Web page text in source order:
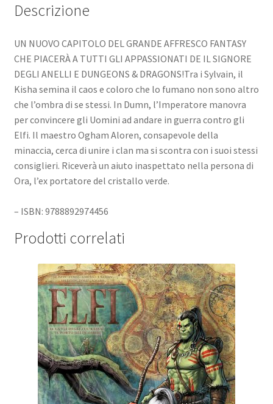
Descrizione
UN NUOVO CAPITOLO DEL GRANDE AFFRESCO FANTASY
CHE PIACERÀ A TUTTI GLI APPASSIONATI DE IL SIGNORE
DEGLI ANELLI E DUNGEONS & DRAGONS!Tra i Sylvain, il
Kisha semina il caos e coloro che lo fumano non sono altro
che l’ombra di se stessi. In Dumn, l’Imperatore manovra
per convincere gli Uomini ad andare in guerra contro gli
Elfi. Il maestro Ogham Aloren, consapevole della
minaccia, cerca di unire i clan ma si scontra con i suoi stessi
consiglieri. Riceverà un aiuto inaspettato nella persona di
Ora, l’ex portatore del cristallo verde.
– ISBN: 9788892974456
Prodotti correlati